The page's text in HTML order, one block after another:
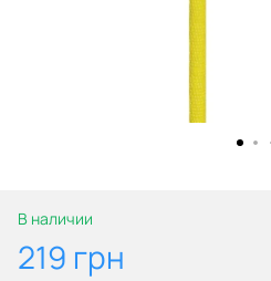
В наличии
219 грн